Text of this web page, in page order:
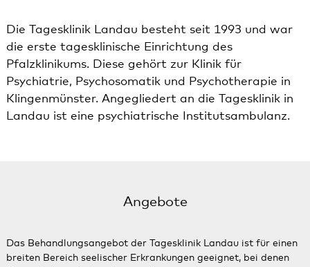
Die Tagesklinik Landau besteht seit 1993 und war
die erste tagesklinische Einrichtung des
Pfalzklinikums. Diese gehört zur Klinik für
Psychiatrie, Psychosomatik und Psychotherapie in
Klingenmünster. Angegliedert an die Tagesklinik in
Landau ist eine psychiatrische Institutsambulanz.
Angebote
Das Behandlungsangebot der Tagesklinik Landau ist für einen
breiten Bereich seelischer Erkrankungen geeignet, bei denen